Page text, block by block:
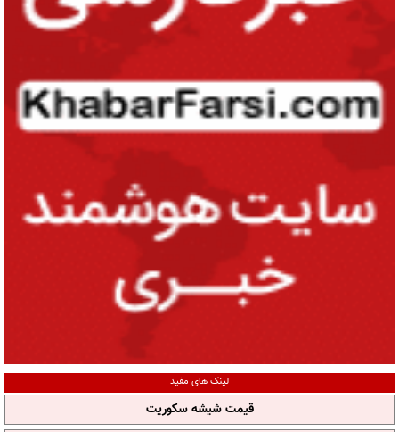
لینک های مفید
قیمت شیشه سکوریت